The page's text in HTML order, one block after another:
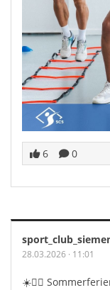
6 0
28.03.2026 · 11:01
☀️🏃‍♂️